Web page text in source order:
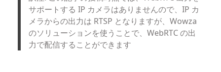
サポートする IP カメラはありませんので、IP カ
メラからの出力は RTSP となりますが、Wowza
のソリューションを使うことで、WebRTC の出
力で配信することができます